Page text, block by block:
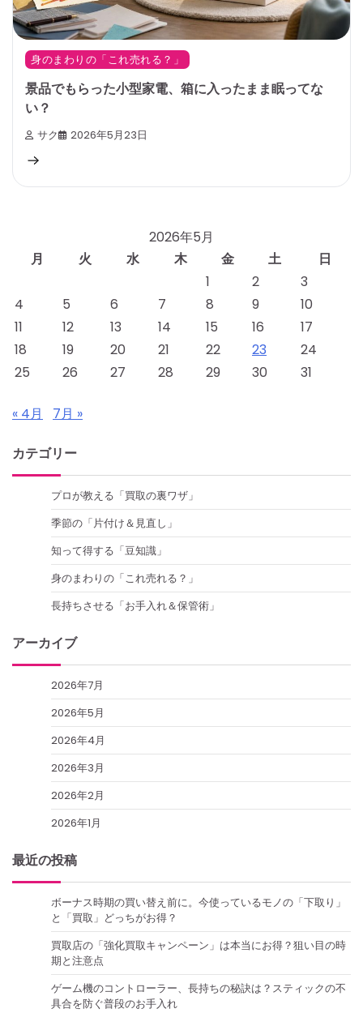
身のまわりの「これ売れる？」
景品でもらった小型家電、箱に入ったまま眠ってな
い？
サク 2026年5月23日
2026年5月
月
火 水 木 金 土
日
1
2
3
4
5 6 7 8 9
10
11
12 13 14 15 16
17
18
19 20 21 22 23
24
25
26 27 28 29 30 31
« 4月 7月 »
カテゴリー
プロが教える「買取の裏ワザ」
季節の「片付け＆見直し」
知って得する「豆知識」
身のまわりの「これ売れる？」
長持ちさせる「お手入れ＆保管術」
アーカイブ
2026年7月
2026年5月
2026年4月
2026年3月
2026年2月
2026年1月
最近の投稿
ボーナス時期の買い替え前に。今使っているモノの「下取り」
と「買取」どっちがお得？
買取店の「強化買取キャンペーン」は本当にお得？狙い目の時
期と注意点
ゲーム機のコントローラー、長持ちの秘訣は？スティックの不
具合を防ぐ普段のお手入れ